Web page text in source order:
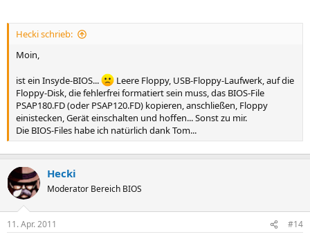
Hecki schrieb:
Moin,
ist ein Insyde-BIOS...
Leere Floppy, USB-Floppy-Laufwerk, auf die
Floppy-Disk, die fehlerfrei formatiert sein muss, das BIOS-File
PSAP180.FD (oder PSAP120.FD) kopieren, anschließen, Floppy
einistecken, Gerät einschalten und hoffen... Sonst zu mir.
Die BIOS-Files habe ich natürlich dank Tom...
Hecki
Moderator Bereich BIOS
11. Apr. 2011 #14